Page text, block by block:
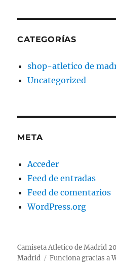
CATEGORÍAS
shop-atletico de
Uncategorized
META
Acceder
Feed de entradas
Feed de comentarios
WordPress.org
Camiseta Atletico de Madrid
Madrid
Funciona gracias a